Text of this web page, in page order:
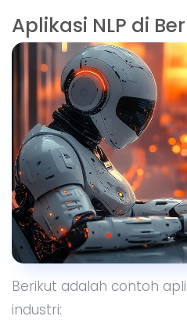
Aplikasi NLP di
Berikut adalah contoh
industri: